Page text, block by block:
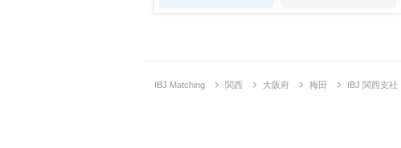
IBJ Matching 関西 大阪府 梅田 IBJ 関西支社